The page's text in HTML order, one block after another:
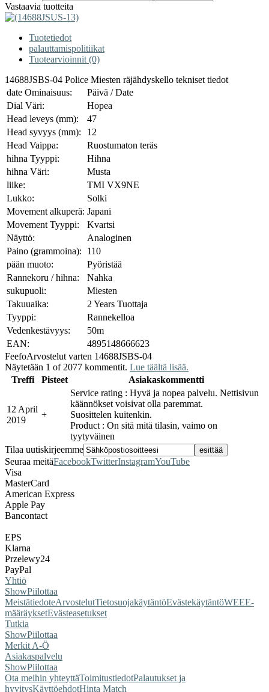
Vastaavia tuotteita
Tuotetiedot
palauttamispolitiikat
Tuotearvioinnit (0)
14688JSBS-04 Police Miesten räjähdyskello tekniset tiedot
date Ominaisuus:
Päivä / Date
Dial Väri:
Hopea
Head leveys (mm):
47
Head syvyys (mm):
12
Head Vaippa:
Ruostumaton teräs
hihna Tyyppi:
Hihna
hihna Väri:
Musta
liike:
TMI VX9NE
Lukko:
Solki
Movement alkuperä: Japani
Movement Tyyppi:
Kvartsi
Näyttö:
Analoginen
Paino (grammoina):
110
pään muoto:
Pyöristää
Rannekoru / hihna:
Nahka
sukupuoli:
Miesten
Takuuaika:
2 Years Tuottaja
Tyyppi:
Rannekelloa
Vedenkestävyys:
50m
EAN:
4895148666623
FeefoArvostelut varten 14688JSBS-04
Näytetään 1 of 2077 kommentit. Lue täältä lisää.
Treffi
Pisteet Asiakaskommentti
12 April
2019
+
Service rating : Hyvä ja nopea palvelu. Nettisivun
käännökset voisivat olla paremmat.
Suosittelen kuitenkin.
Product : On sitä mitä tilasin, vaimo on
tyytyväinen
Tilaa uutiskirjeemme
Seuraa meitäFacebookTwitterInstagramYouTube
Visa
MasterCard
American Express
Apple Pay
Bancontact
EPS
Klarna
Przelewy24
PayPal
Yhtiö
ShowPiilottaa
MeistätiedoteArvostelutTietosuojakäytäntöEvästekäytäntöWEEE-
määräyksetEvästeasetukset
Tutkia
ShowPiilottaa
Merkit A-Ö
Asiakaspalvelu
ShowPiilottaa
Ota meihin yhteyttäToimitustiedotPalautukset ja
hyvitysKäyttöehdotHinta Match